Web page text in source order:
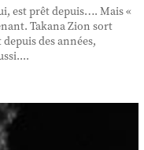
est prêt depuis…. Mais «
Takana Zion sort
des années,